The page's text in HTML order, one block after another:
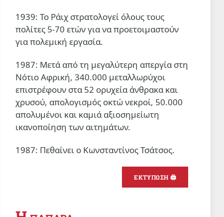
1939: Το Ράιχ στρατολογεί όλους τους
πολίτες 5-70 ετών για να προετοιμαστούν
για πολεμική εργασία.
1987: Μετά από τη μεγαλύτερη απεργία στη
Νότιο Αφρική, 340.000 μεταλλωρύχοι
επιστρέφουν στα 52 ορυχεία άνθρακα και
χρυσού, απολογισμός οκτώ νεκροί, 50.000
απολυμένοι και καμιά αξιοσημείωτη
ικανοποίηση των αιτημάτων.
1987: Πεθαίνει ο Κωνσταντίνος Τσάτσος.
ΕΚΤΥΠΩΣΗ 🖨